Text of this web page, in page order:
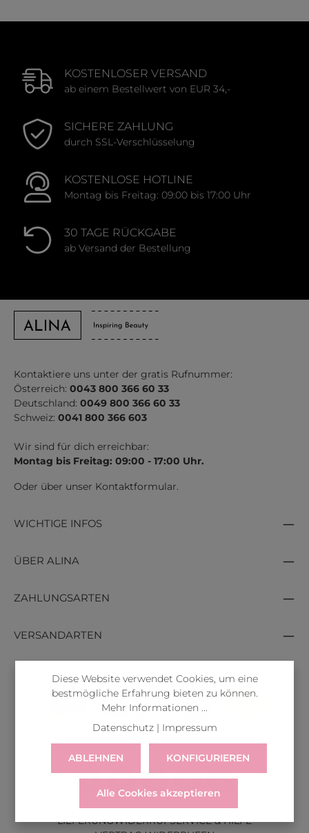
KOSTENLOSER VERSAND
ab einem Bestellwert von EUR 34,-
SICHERE ZAHLUNG
durch SSL-Verschlüsselung
KOSTENLOSE HOTLINE
Montag bis Freitag: 09:00 bis 17:00 Uhr
30 TAGE RÜCKGABE
ab Versand der Bestellung
Kontaktiere uns unter der gratis Rufnummer:
Österreich: 0043 800 366 60 33
Deutschland: 0049 800 366 60 33
Schweiz: 0041 800 366 603
Wir sind für dich erreichbar:
Montag bis Freitag: 09:00 - 17:00 Uhr.
Oder über unser Kontaktformular.
WICHTIGE INFOS
ÜBER ALINA
ZAHLUNGSARTEN
VERSANDARTEN
LIEFERUNGWIDERRUFSERVICE & HILFE
Diese Website verwendet Cookies, um eine
bestmögliche Erfahrung bieten zu können.
Mehr Informationen ...
Datenschutz| Impressum
ABLEHNEN KONFIGURIEREN
Alle Cookies akzeptieren